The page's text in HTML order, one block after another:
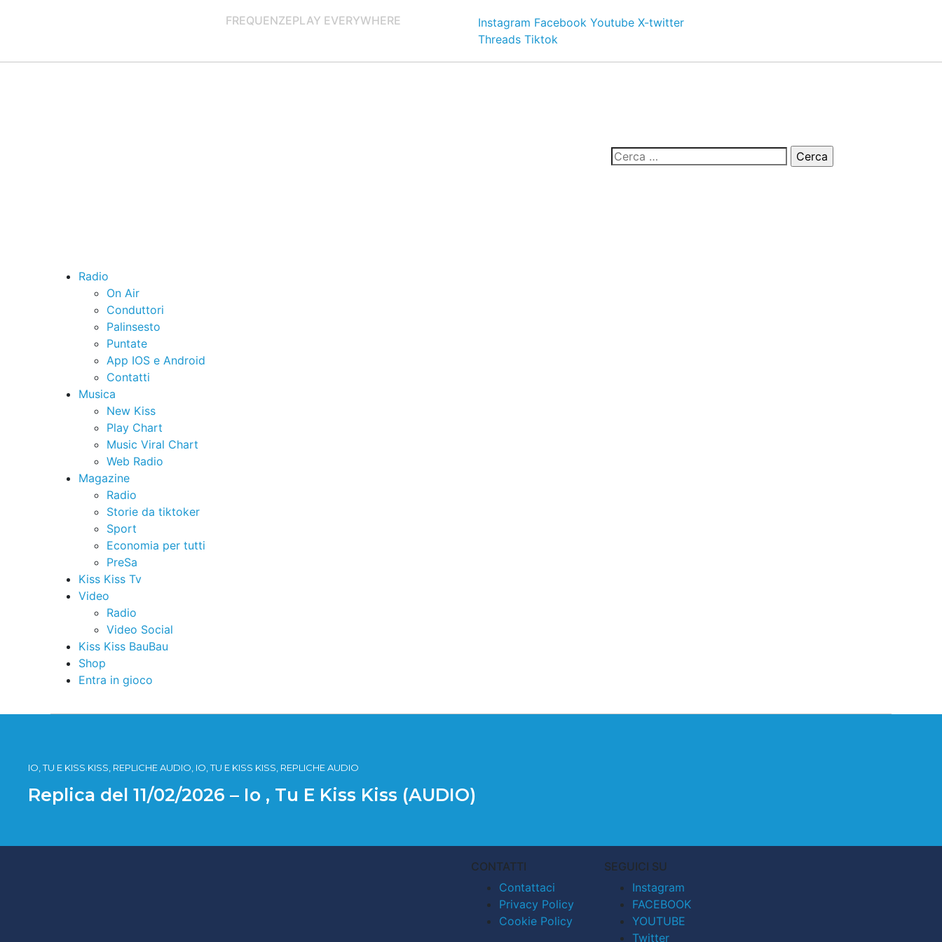
FREQUENZEPLAY EVERYWHERE Instagram Facebook Youtube X-twitter
Threads Tiktok
Radio
On Air
Conduttori
Palinsesto
Puntate
App IOS e Android
Contatti
Musica
New Kiss
Play Chart
Music Viral Chart
Web Radio
Magazine
Radio
Storie da tiktoker
Sport
Economia per tutti
PreSa
Kiss Kiss Tv
Video
Radio
Video Social
Kiss Kiss BauBau
Shop
Entra in gioco
IO, TU E KISS KISS, REPLICHE AUDIO, IO, TU E KISS KISS, REPLICHE AUDIO
Replica del 11/02/2026 – Io , Tu E Kiss Kiss (AUDIO)
CONTATTI
Contattaci
Privacy Policy
Cookie Policy
SEGUICI SU
Instagram
FACEBOOK
YOUTUBE
Twitter